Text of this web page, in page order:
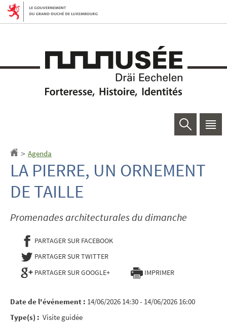
Aller
Aller
Rechercher
Accueil
> Agenda
LA PIERRE, UN ORNEMENT
DE TAILLE
Promenades architecturales du dimanche
PARTAGER SUR FACEBOOK- NOUVELLE FENÊTRE
PARTAGER SUR TWITTER- NOUVELLE FENÊTRE
PARTAGER SUR GOOGLE+
IMPRIMER
Date de l'événement : 14/06/2026 14:30 - 14/06/2026 16:00
Type(s) : Visite guidée